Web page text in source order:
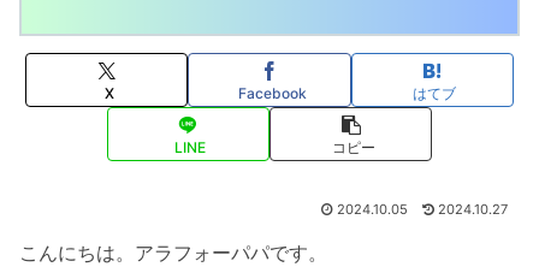
X Facebook はてブ
LINE コピー
2024.10.05 2024.10.27
こんにちは。アラフォーパパです。